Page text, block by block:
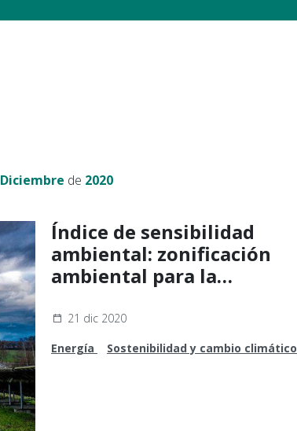
Diciembre de 2020
Índice de sensibilidad
ambiental: zonificación
ambiental para la
renovables
21 dic 2020
Energía
Sostenibilidad y cambio climático